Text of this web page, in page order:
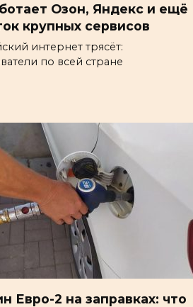
Озон, Яндекс и ещё
крупных сервисов
интернет трясёт:
по всей стране
Евро-2 на заправках: что